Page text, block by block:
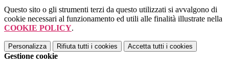
Questo sito o gli strumenti terzi da questo utilizzati si avvalgono di
cookie necessari al funzionamento ed utili alle finalità illustrate nella
COOKIE POLICY.
Personalizza Rifiuta tutti i cookies Accetta tutti i cookies
Gestione cookie